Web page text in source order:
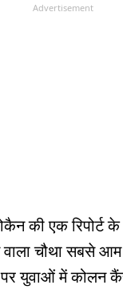
Advertisement
की एक रिपोर्ट
वाला चौथा सबसे
पर युवाओं में कोलन